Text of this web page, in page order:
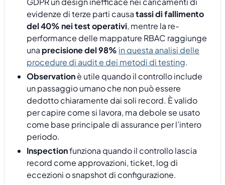
evidenze di terze parti causatassi di fallimento
del 40% nei test operativi, mentre la re-
performance delle mappature RBAC raggiunge
una precisione del 98% in questa analisi delle
procedure di audit e dei metodi di testing.
Observationè utile quando il controllo include
un passaggio umano che non può essere
dedotto chiaramente dai soli record. È valido
per capire come si lavora, ma debole se usato
come base principale di assurance per l’intero
periodo.
Inspectionfunziona quando il controllo lascia
record come approvazioni, ticket, log di
eccezioni o snapshot di configurazione.